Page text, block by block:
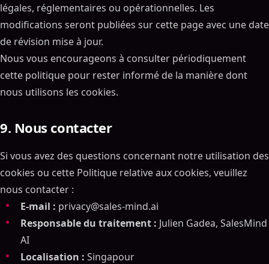
légales, réglementaires ou opérationnelles. Les
modifications seront publiées sur cette page avec une date
de révision mise à jour.
Nous vous encourageons à consulter périodiquement
cette politique pour rester informé de la manière dont
nous utilisons les cookies.
9. Nous contacter
Si vous avez des questions concernant notre utilisation des
cookies ou cette Politique relative aux cookies, veuillez
nous contacter :
E-mail : privacy@sales-mind.ai
Responsable du traitement : Julien Gadea, SalesMind
AI
Localisation : Singapour